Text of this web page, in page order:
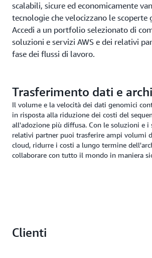
scalabili, sicure ed economicamente
tecnologie che velocizzano le scoperte
Accedi a un portfolio selezionato di
soluzioni e servizi AWS e dei relativi
fase dei flussi di lavoro.
Trasferimento dati e
Il volume e la velocità dei dati genomici
in risposta alla riduzione dei costi del
all'adozione più diffusa. Con le soluzioni e i
relativi partner puoi trasferire ampi volumi
cloud, ridurre i costi a lungo termine
collaborare con tutto il mondo in maniera
Clienti